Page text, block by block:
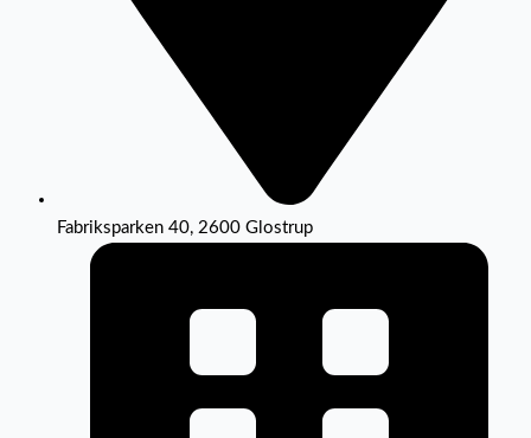
Fabriksparken 40, 2600 Glostrup